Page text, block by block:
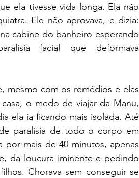
ela tivesse vida longa. Ela não
Ele não aprovava, e dizia:
cabine do banheiro esperando
facial que deformava
mesmo com os remédios e elas
o medo de viajar da Manu,
ela ia ficando mais isolada. Até
paralisia de todo o corpo em
mais de 40 minutos, apenas
da loucura iminente e pedindo
Chorava sem conseguir se